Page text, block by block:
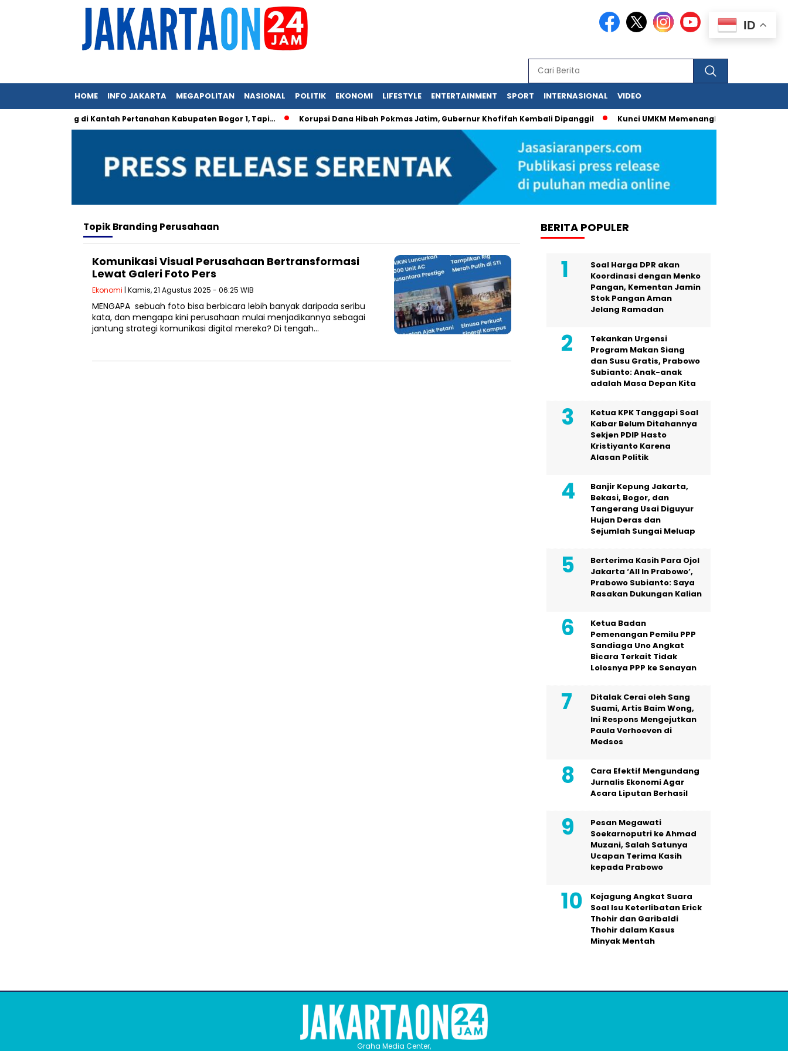
HOME INFO JAKARTA MEGAPOLITAN NASIONAL POLITIK EKONOMI LIFESTYLE ENTERTAINMENT SPORT INTERNASIONAL VIDEO
Mungkin Hilang di Kantah Pertanahan Kabupaten Bogor 1, Tapi… Korupsi Dana Hibah Pokmas Jatim, Gubernur Khofifah Kembali Dipanggil Kunci UMKM Memenangkan Perhatian
TopikBranding Perusahaan
Komunikasi Visual Perusahaan Bertransformasi
Lewat Galeri Foto Pers
Ekonomi | Kamis, 21 Agustus 2025 - 06:25 WIB
MENGAPA sebuah foto bisa berbicara lebih banyak daripada seribu
kata, dan mengapa kini perusahaan mulai menjadikannya sebagai
jantung strategi komunikasi digital mereka? Di tengah…
BERITA POPULER
Soal Harga DPR akan
Koordinasi dengan Menko
Pangan, Kementan Jamin
Stok Pangan Aman
Jelang Ramadan
Tekankan Urgensi
Program Makan Siang
dan Susu Gratis, Prabowo
Subianto: Anak-anak
adalah Masa Depan Kita
Ketua KPK Tanggapi Soal
Kabar Belum Ditahannya
Sekjen PDIP Hasto
Kristiyanto Karena
Alasan Politik
Banjir Kepung Jakarta,
Bekasi, Bogor, dan
Tangerang Usai Diguyur
Hujan Deras dan
Sejumlah Sungai Meluap
Berterima Kasih Para Ojol
Jakarta ‘All In Prabowo’,
Prabowo Subianto: Saya
Rasakan Dukungan Kalian
Ketua Badan
Pemenangan Pemilu PPP
Sandiaga Uno Angkat
Bicara Terkait Tidak
Lolosnya PPP ke Senayan
Ditalak Cerai oleh Sang
Suami, Artis Baim Wong,
Ini Respons Mengejutkan
Paula Verhoeven di
Medsos
Cara Efektif Mengundang
Jurnalis Ekonomi Agar
Acara Liputan Berhasil
Pesan Megawati
Soekarnoputri ke Ahmad
Muzani, Salah Satunya
Ucapan Terima Kasih
kepada Prabowo
Kejagung Angkat Suara
Soal Isu Keterlibatan Erick
Thohir dan Garibaldi
Thohir dalam Kasus
Minyak Mentah
ID
Graha Media Center,